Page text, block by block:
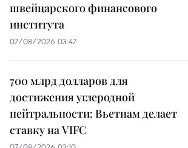
швейцарского финансового
института
07/08/2026 03:47
700 млрд долларов для
достижения углеродной
нейтральности: Вьетнам делает
ставку на VIFC